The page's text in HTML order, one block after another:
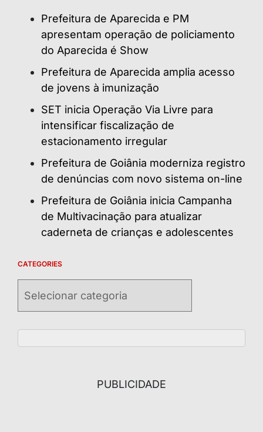
Prefeitura de Aparecida e PM
apresentam operação de policiamento
do Aparecida é Show
Prefeitura de Aparecida amplia acesso
de jovens à imunização
SET inicia Operação Via Livre para
intensificar fiscalização de
estacionamento irregular
Prefeitura de Goiânia moderniza registro
de denúncias com novo sistema on-line
Prefeitura de Goiânia inicia Campanha
de Multivacinação para atualizar
caderneta de crianças e adolescentes
CATEGORIES
PUBLICIDADE